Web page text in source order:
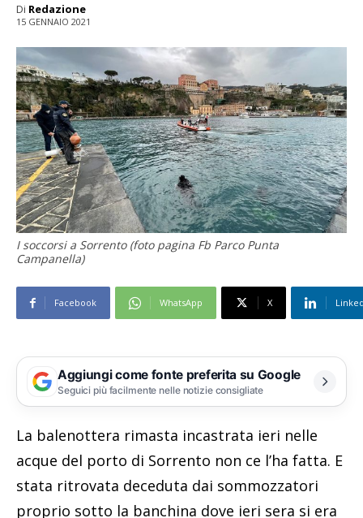
Di Redazione
15 GENNAIO 2021
I soccorsi a Sorrento (foto pagina Fb Parco Punta
Campanella)
Facebook WhatsApp X
Aggiungi come fonte preferita su Google
Seguici più facilmente nelle notizie consigliate
La balenottera rimasta incastrata ieri nelle
acque del porto di Sorrento non ce l’ha fatta. E
stata ritrovata deceduta dai sommozzatori
proprio sotto la banchina dove ieri sera si era